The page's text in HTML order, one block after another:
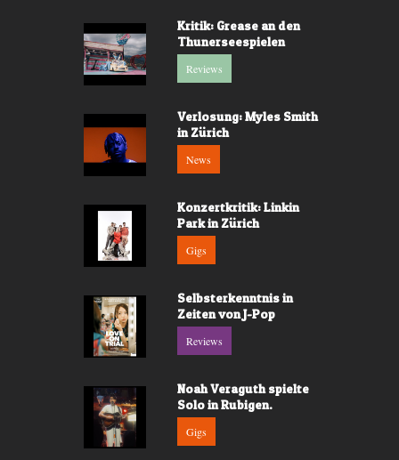
Kritik: Grease an den
Thunerseespielen
Reviews
Verlosung: Myles Smith
in Zürich
News
Konzertkritik: Linkin
Park in Zürich
Gigs
Selbsterkenntnis in
Zeiten von J-Pop
Reviews
Noah Veraguth spielte
Solo in Rubigen.
Gigs